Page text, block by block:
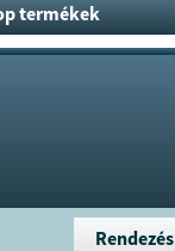
termékek
Rendezés